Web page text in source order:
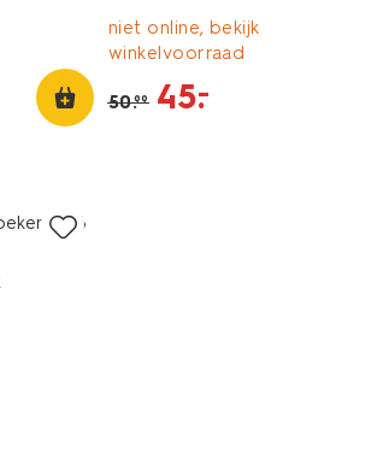
niet online, bekijk
winkelvoorraad
50.99 45.
–
6